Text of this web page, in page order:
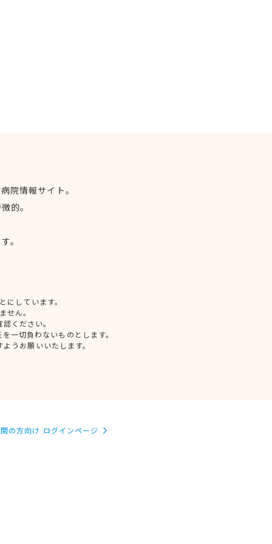
院情報サイト。
的。
。
しています。
せん。
ください。
一切負わないものとします。
うお願いいたします。
の方向け ログインページ